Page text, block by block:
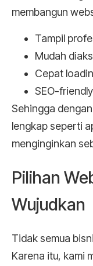
membangun
Tampil
Mudah
Cepat
SEO-
Sehingga
lengkap seperti
menginginkan
Pilihan
Wujudkan
Tidak semua
Karena itu, kami